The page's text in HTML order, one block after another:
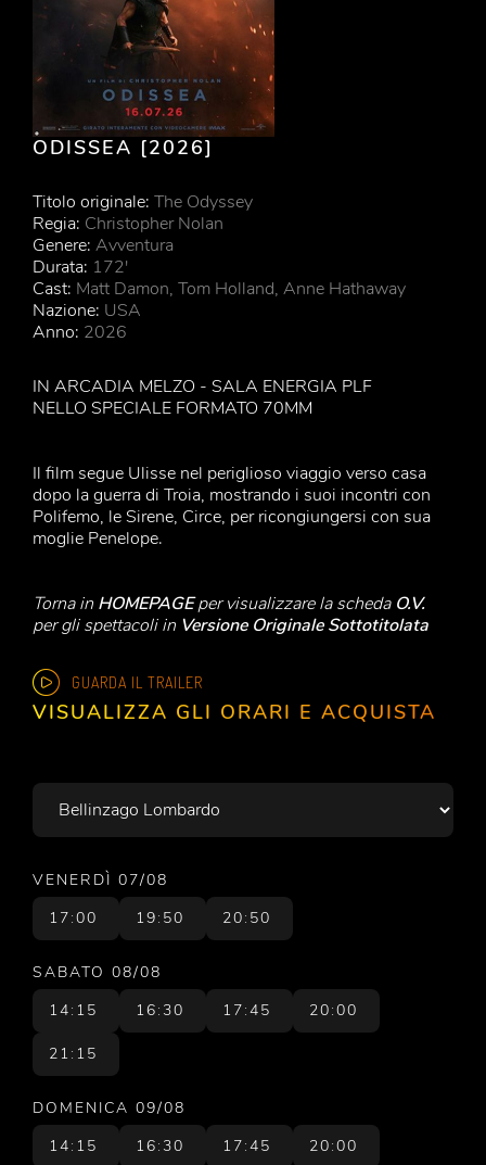
ODISSEA [2026]
Titolo originale: The Odyssey
Regia: Christopher Nolan
Genere: Avventura
Durata: 172'
Cast: Matt Damon, Tom Holland, Anne Hathaway
Nazione: USA
Anno: 2026
IN ARCADIA MELZO - SALA ENERGIA PLF
NELLO SPECIALE FORMATO 70MM
Il film segue Ulisse nel periglioso viaggio verso casa
dopo la guerra di Troia, mostrando i suoi incontri con
Polifemo, le Sirene, Circe, per ricongiungersi con sua
moglie Penelope.
Torna in HOMEPAGEper visualizzare la scheda O.V.
per gli spettacoli in Versione Originale Sottotitolata
GUARDA IL TRAILER
VISUALIZZA GLI ORARI E ACQUISTA
VENERDÌ 07/08
17:00
19:50 20:50
SABATO 08/08
14:15
16:30 17:45 20:00
21:15
DOMENICA 09/08
14:15
16:30 17:45 20:00